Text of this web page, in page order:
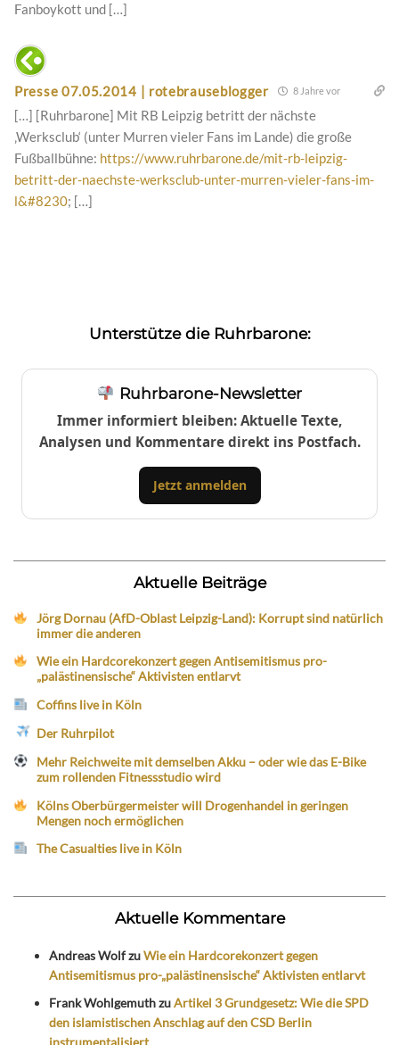
Fanboykott und […]
Presse 07.05.2014 | rotebrauseblogger 8 Jahre vor
[…] [Ruhrbarone] Mit RB Leipzig betritt der nächste
‚Werksclub‘ (unter Murren vieler Fans im Lande) die große
Fußballbühne: https://www.ruhrbarone.de/mit-rb-leipzig-
betritt-der-naechste-werksclub-unter-murren-vieler-fans-im-
l&#8230; […]
Unterstütze die Ruhrbarone:
Ruhrbarone-Newsletter
Immer informiert bleiben: Aktuelle Texte,
Analysen und Kommentare direkt ins Postfach.
Jetzt anmelden
Aktuelle Beiträge
Jörg Dornau (AfD-Oblast Leipzig-Land): Korrupt sind natürlich
immer die anderen
Wie ein Hardcorekonzert gegen Antisemitismus pro-
„palästinensische“ Aktivisten entlarvt
Coffins live in Köln
Der Ruhrpilot
Mehr Reichweite mit demselben Akku – oder wie das E-Bike
zum rollenden Fitnessstudio wird
Kölns Oberbürgermeister will Drogenhandel in geringen
Mengen noch ermöglichen
The Casualties live in Köln
Aktuelle Kommentare
Andreas WolfzuWie ein Hardcorekonzert gegen
Antisemitismus pro-„palästinensische“ Aktivisten entlarvt
Frank WohlgemuthzuArtikel 3 Grundgesetz: Wie die SPD
den islamistischen Anschlag auf den CSD Berlin
instrumentalisiert